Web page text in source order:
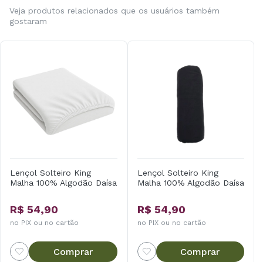
Veja produtos relacionados que os usuários também
gostaram
Lençol Solteiro King
Malha 100% Algodão Daísa
R$ 54,90
no PIX ou no cartão
Comprar
Lençol Solteiro King
Malha 100% Algodão Daísa
R$ 54,90
no PIX ou no cartão
Comprar